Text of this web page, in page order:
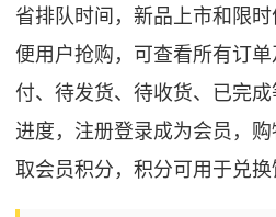
省排队时间，新品上市和限
便用户抢购，可查看所有订
付、待发货、待收货、已完
进度，注册登录成为会员，
取会员积分，积分可用于兑换